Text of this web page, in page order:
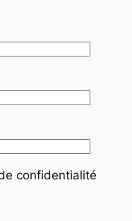
confidentialité